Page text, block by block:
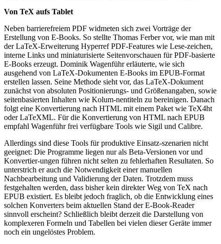
Von TeX aufs Tablet
Neben barrierefreiem PDF widmeten sich zwei Vorträge der
Erstellung von E-Books. So stellte Thomas Ferber vor, wie man mit
der LaTeX-Erweiterung Hyperref PDF-Features wie Lese-zeichen,
interne Links und miniaturisierte Seitenvorschauen für PDF-basierte
E-Books erzeugt. Dominik Wagenführ erläuterte, wie sich
ausgehend von LaTeX-Dokumenten E-Books im EPUB-Format
erstellen lassen. Seine Methode sieht vor, das LaTeX-Dokument
zunächst von absoluten Positionierungs- und Größenangaben, sowie
seitenbasierten Inhalten wie Kolum-nentiteln zu bereinigen. Danach
folgt eine Konvertierung nach HTML mit einem Paket wie TeX4ht
oder LaTeXML. Für die Konvertierung von HTML nach EPUB
empfahl Wagenführ frei verfügbare Tools wie Sigil und Calibre.
Allerdings sind diese Tools für produktive Einsatz-szenarien nicht
geeignet: Die Programme liegen nur als Beta-Versionen vor und
Konvertier-ungen führen nicht selten zu fehlerhaften Resultaten. So
unterstrich er auch die Notwendigkeit einer manuellen
Nachbearbeitung und Validierung der Daten. Trotzdem muss
festgehalten werden, dass bisher kein direkter Weg von TeX nach
EPUB existiert. Es bleibt jedoch fraglich, ob die Entwicklung eines
solchen Konverters beim aktuellen Stand der E-Book-Reader
sinnvoll erscheint? Schließlich bleibt derzeit die Darstellung von
komplexeren Formeln und Tabellen bei vielen dieser Geräte immer
noch ein ungelöstes Problem.